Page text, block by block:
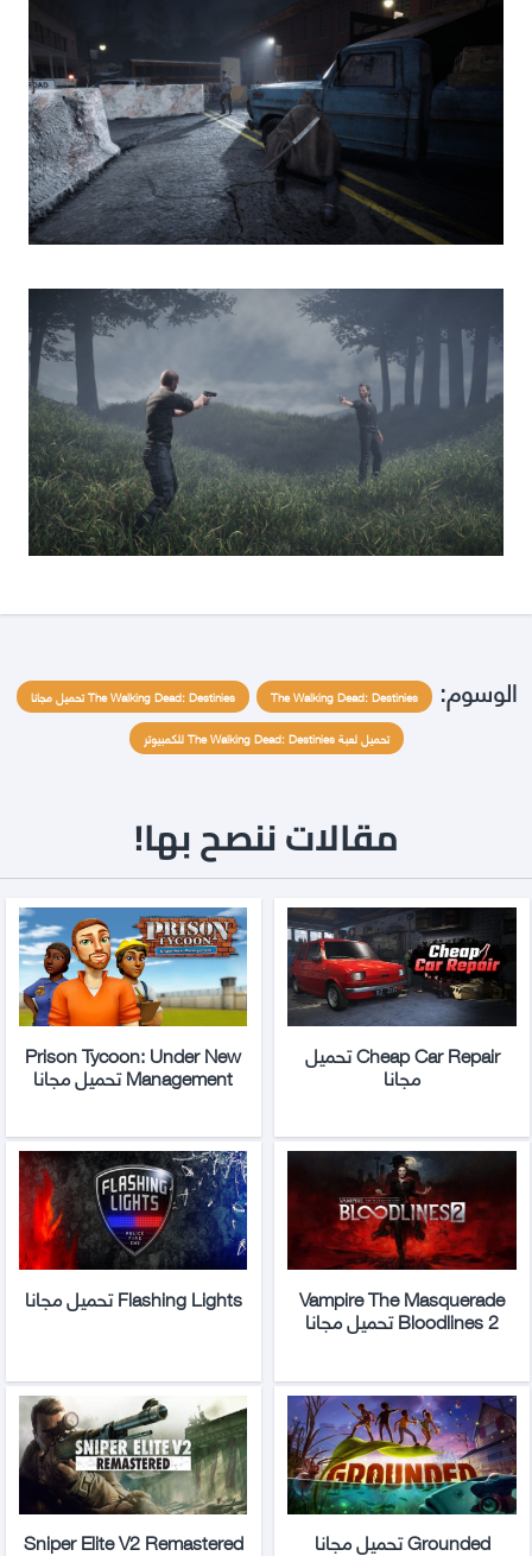
الوسوم: The Walking Dead: Destinies
The Walking Dead: Destinies تحميل مجانا
تحميل لعبة The Walking Dead: Destinies للكمبيوتر
مقالات ننصح بها!
Cheap Car Repair تحميل
مجانا
Prison Tycoon: Under New
Management تحميل مجانا
Vampire The Masquerade
Bloodlines 2 تحميل مجانا
Flashing Lights تحميل مجانا
Grounded تحميل مجانا Sniper Elite V2 Remastered